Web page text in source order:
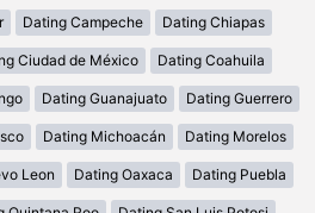
Dating Campeche Dating Chiapas
Ciudad de México Dating Coahuila
Dating Guanajuato Dating Guerrero
Dating Michoacán Dating Morelos
Leon Dating Oaxaca Dating Puebla